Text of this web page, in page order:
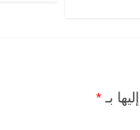
بـ *